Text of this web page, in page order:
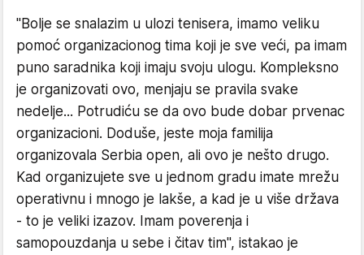
"Bolje se snalazim u ulozi tenisera, imamo veliku
pomoć organizacionog tima koji je sve veći, pa imam
puno saradnika koji imaju svoju ulogu. Kompleksno
je organizovati ovo, menjaju se pravila svake
nedelje... Potrudiću se da ovo bude dobar prvenac
organizacioni. Doduše, jeste moja familija
organizovala Serbia open, ali ovo je nešto drugo.
Kad organizujete sve u jednom gradu imate mrežu
operativnu i mnogo je lakše, a kad je u više država
- to je veliki izazov. Imam poverenja i
samopouzdanja u sebe i čitav tim", istakao je